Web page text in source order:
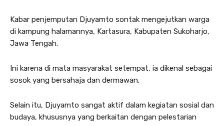
Kabar penjemputan Djuyamto sontak mengejutkan warga
di kampung halamannya, Kartasura, Kabupaten Sukoharjo,
Jawa Tengah.
Ini karena di mata masyarakat setempat, ia dikenal sebagai
sosok yang bersahaja dan dermawan.
Selain itu, Djuyamto sangat aktif dalam kegiatan sosial dan
budaya, khususnya yang berkaitan dengan pelestarian